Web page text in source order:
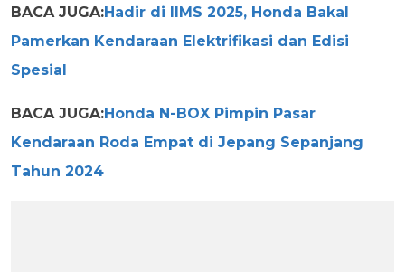
BACA JUGA:Hadir di IIMS 2025, Honda Bakal
Pamerkan Kendaraan Elektrifikasi dan Edisi
Spesial
BACA JUGA:Honda N-BOX Pimpin Pasar
Kendaraan Roda Empat di Jepang Sepanjang
Tahun 2024